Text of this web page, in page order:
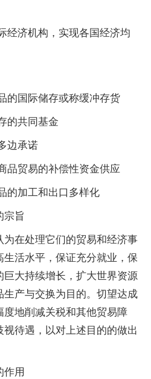
济机构，实现各国经济均
国际储存或称缓冲存货
共同基金
边承诺
贸易的补偿性资金供应
加工和出口多样化
旨
在处理它们的贸易和经济事
活水平，保证充分就业，保
大持续增长，扩大世界资源
产与交换为目的。切望达成
地削减关税和其他贸易障
待遇，以对上述目的的做出
用